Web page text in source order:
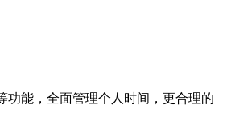
功能，全面管理个人时间，更合理的